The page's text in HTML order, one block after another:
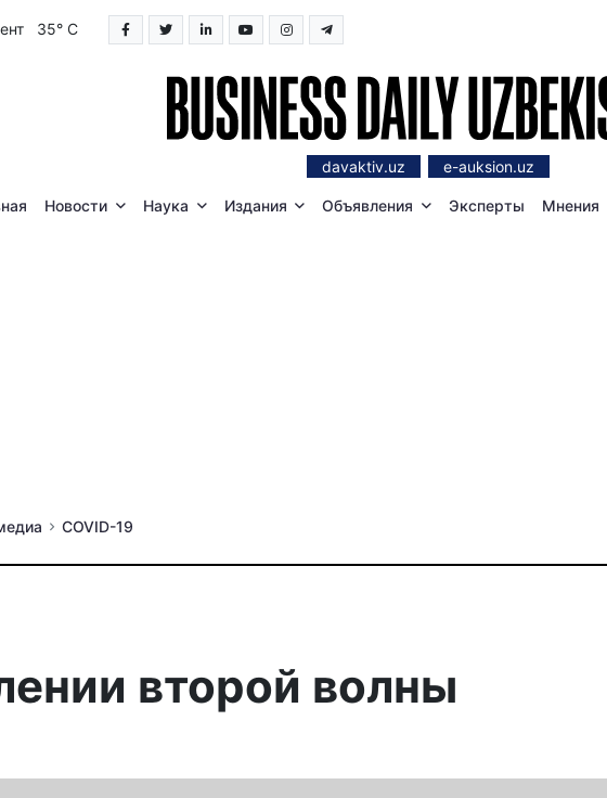
35° C
davaktiv.uz e-auksion.uz
Новости Наука Издания Объявления Эксперты Мнения
COVID-19
второй волны